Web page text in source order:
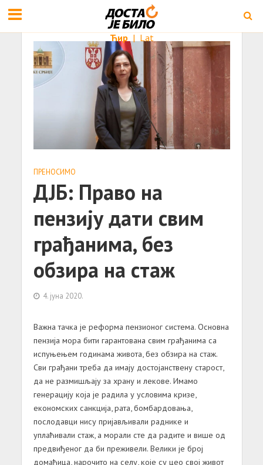
Ћир | Lat
ПРЕНОСИМО
ДЈБ: Право на
пензију дати свим
грађанима, без
обзира на стаж
4. јуна 2020.
Важна тачка је реформа пензионог система. Основна
пензија мора бити гарантована свим грађанима са
испуњењем годинама живота, без обзира на стаж.
Сви грађани треба да имају достојанствену старост,
да не размишљају за храну и лекове. Имамо
генерацију која је радила у условима кризе,
економских санкција, рата, бомбардовања,
послодавци нису пријављивали раднике и
уплаћивали стаж, а морали сте да радите и више од
предвиђеног да би преживели. Велики је број
домаћица, нарочито на селу, које су цео свој живот